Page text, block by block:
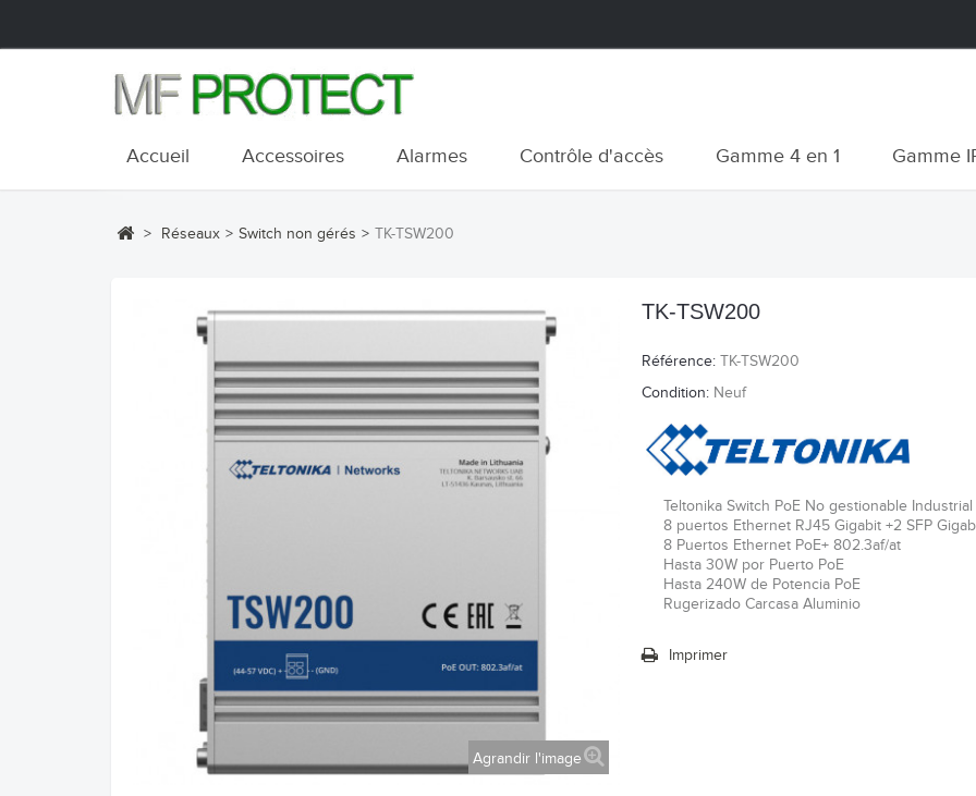
Accueil Accessoires Alarmes Contrôle d'accès Gamme 4 en 1 Gamme
> Réseaux > Switch non gérés > TK-TSW200
Agrandir l'image
TK-TSW200
Référence: TK-TSW200
Condition: Neuf
Teltonika Switch PoE No gestionable Industrial
8 puertos Ethernet RJ45 Gigabit +2 SFP
8 Puertos Ethernet PoE+ 802.3af/at
Hasta 30W por Puerto PoE
Hasta 240W de Potencia PoE
Rugerizado Carcasa Aluminio
Imprimer